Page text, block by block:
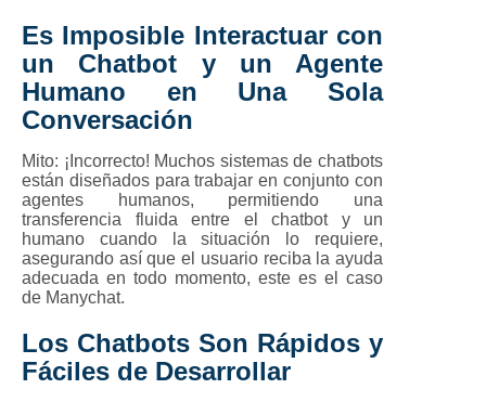
Es Imposible Interactuar con
un Chatbot y un Agente
Humano en Una Sola
Conversación
Mito: ¡Incorrecto! Muchos sistemas de chatbots
están diseñados para trabajar en conjunto con
agentes humanos, permitiendo una
transferencia fluida entre el chatbot y un
humano cuando la situación lo requiere,
asegurando así que el usuario reciba la ayuda
adecuada en todo momento, este es el caso
de Manychat.
Los Chatbots Son Rápidos y
Fáciles de Desarrollar